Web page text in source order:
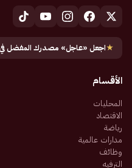
★اجعل «عاجل» مصدرك المفضل
الأقسام
المحليات
الاقتصاد
رياضة
مدارات عالمية
وظائف
الترفيه